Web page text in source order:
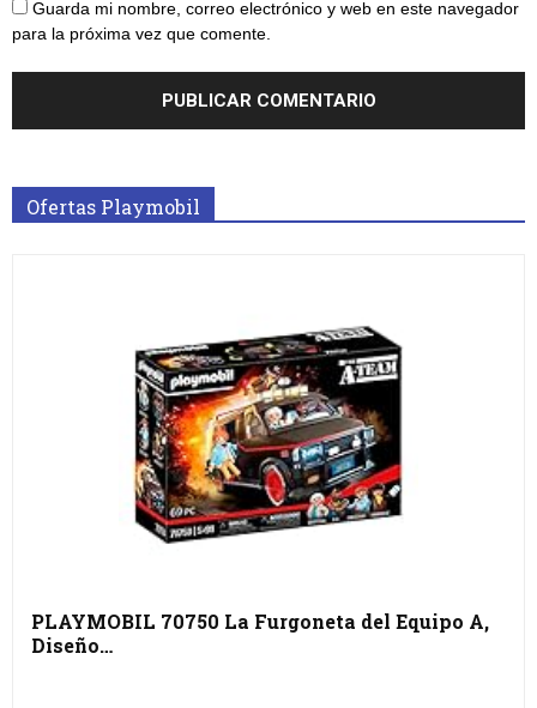
Guarda mi nombre, correo electrónico y web en este navegador
para la próxima vez que comente.
Ofertas Playmobil
PLAYMOBIL 70750 La Furgoneta del Equipo A,
Diseño…